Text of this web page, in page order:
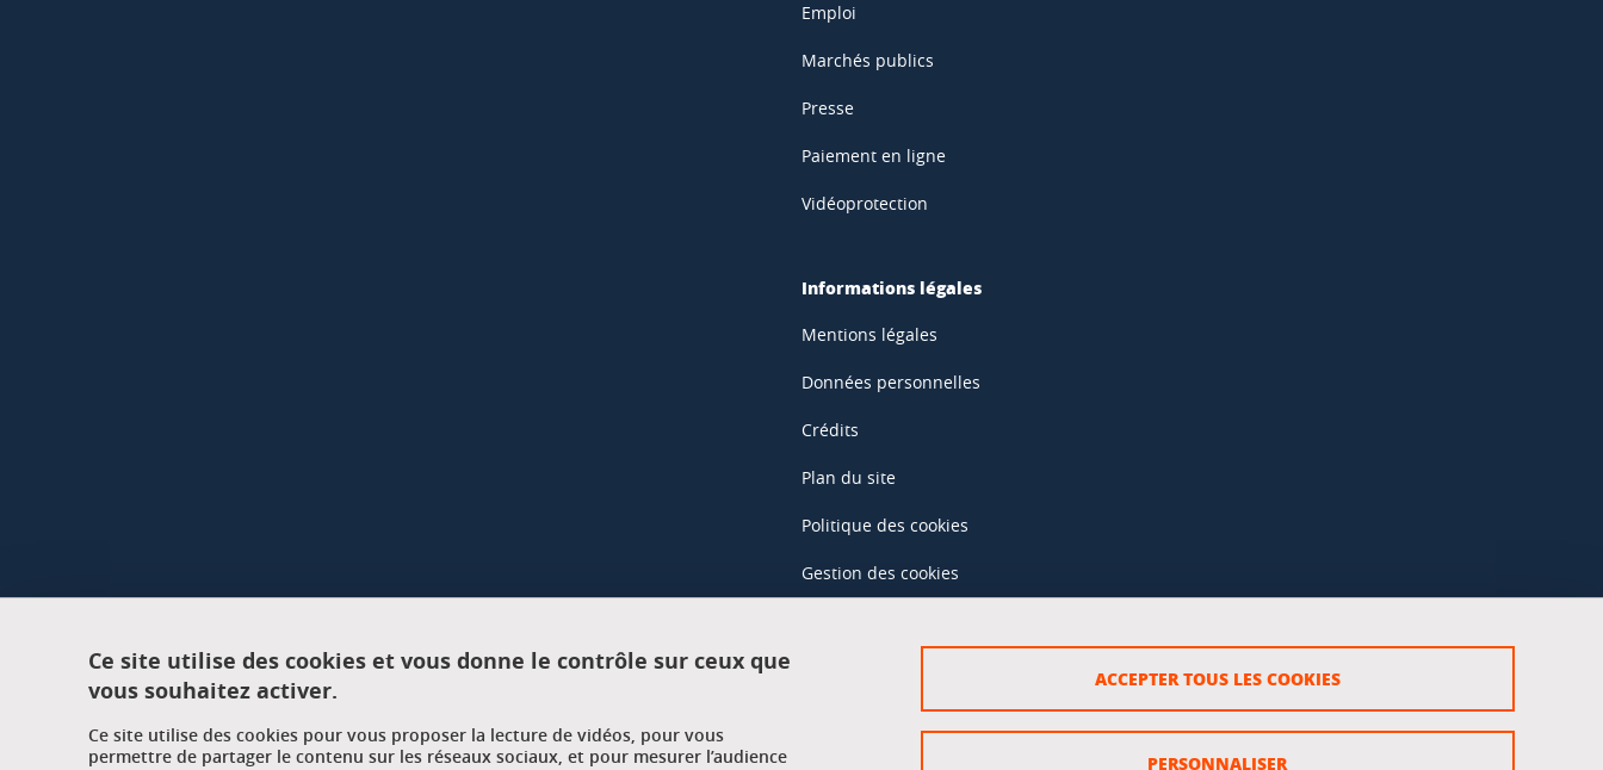
Emploi
Marchés publics
Presse
Paiement en ligne
Vidéoprotection
Informations légales
Mentions légales
Données personnelles
Crédits
Plan du site
Politique des cookies
Gestion des cookies
Accès réservés
Ce site utilise des cookies et vous donne le contrôle sur ceux que
vous souhaitez activer.
Ce site utilise des cookies pour vous proposer la lecture de vidéos, pour vous
permettre de partager le contenu sur les réseaux sociaux, et pour mesurer l’audience
ACCEPTER TOUS LES COOKIES
PERSONNALISER